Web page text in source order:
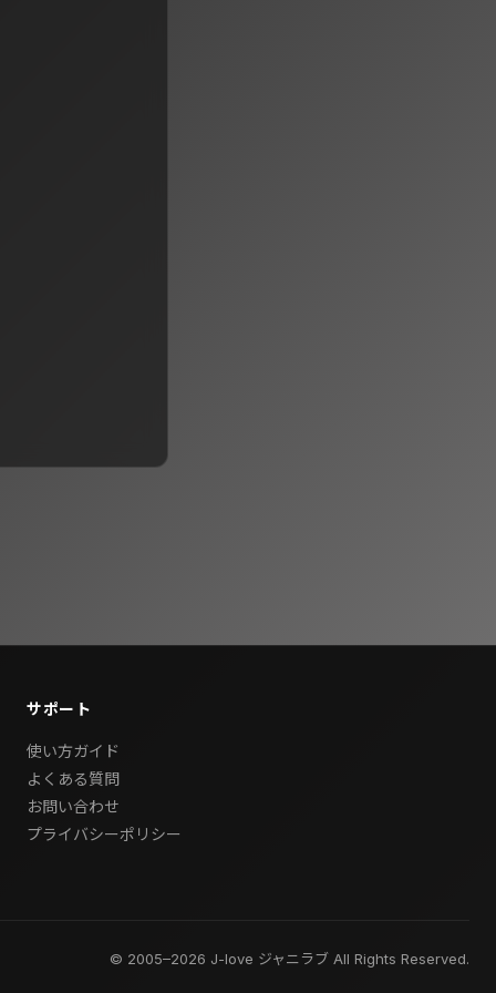
サポート
使い方ガイド
よくある質問
お問い合わせ
プライバシーポリシー
© 2005–2026 J-love ジャニラブ All Rights Reserved.